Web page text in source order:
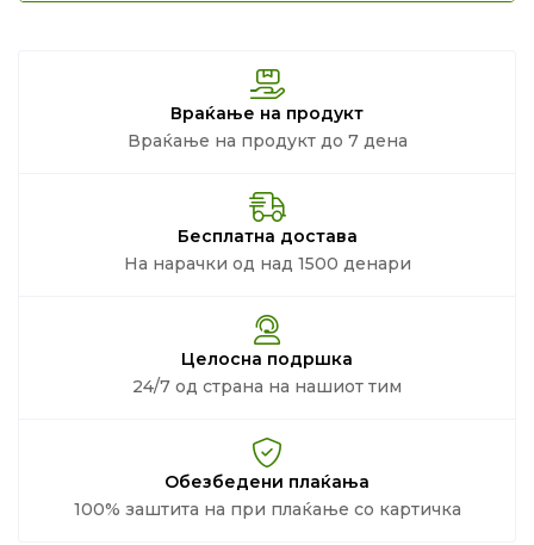
Враќање на продукт
Враќање на продукт до 7 дена
Бесплатна достава
На нарачки од над 1500 денари
Целосна подршка
24/7 од страна на нашиот тим
Обезбедени плаќања
100% заштита на при плаќање со картичка